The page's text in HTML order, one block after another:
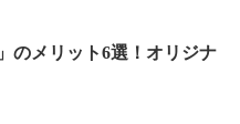
のメリット6選！オリジナ